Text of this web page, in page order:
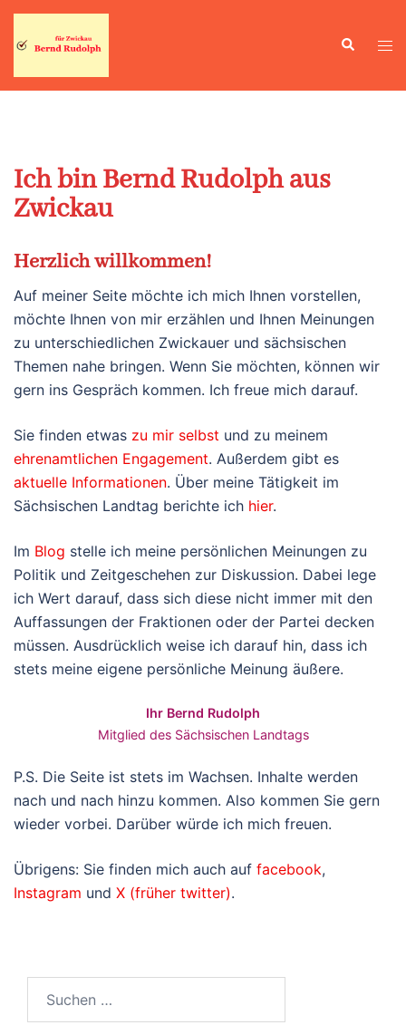
Zum
Suche
Ich bin Bernd Rudolph aus
Zwickau
Herzlich willkommen!
Auf meiner Seite möchte ich mich Ihnen vorstellen,
möchte Ihnen von mir erzählen und Ihnen Meinungen
zu unterschiedlichen Zwickauer und sächsischen
Themen nahe bringen. Wenn Sie möchten, können wir
gern ins Gespräch kommen. Ich freue mich darauf.
Sie finden etwas zu mir selbst und zu meinem
ehrenamtlichen Engagement. Außerdem gibt es
aktuelle Informationen. Über meine Tätigkeit im
Sächsischen Landtag berichte ich hier.
Im Blog stelle ich meine persönlichen Meinungen zu
Politik und Zeitgeschehen zur Diskussion. Dabei lege
ich Wert darauf, dass sich diese nicht immer mit den
Auffassungen der Fraktionen oder der Partei decken
müssen. Ausdrücklich weise ich darauf hin, dass ich
stets meine eigene persönliche Meinung äußere.
Ihr Bernd Rudolph
Mitglied des Sächsischen Landtags
P.S. Die Seite ist stets im Wachsen. Inhalte werden
nach und nach hinzu kommen. Also kommen Sie gern
wieder vorbei. Darüber würde ich mich freuen.
Übrigens: Sie finden mich auch auf facebook,
Instagram und X (früher twitter).